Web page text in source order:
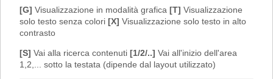
[G] Visualizzazione in modalità grafica [T] Visualizzazione
solo testo senza colori [X] Visualizzazione solo testo in alto
contrasto
[S] Vai alla ricerca contenuti [1/2/..] Vai all'inizio dell'area
1,2,... sotto la testata (dipende dal layout utilizzato)